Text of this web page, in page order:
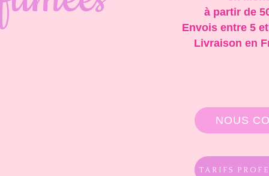
à partir de
Envois entre 5
Livraison en
NOUS
TARIFS